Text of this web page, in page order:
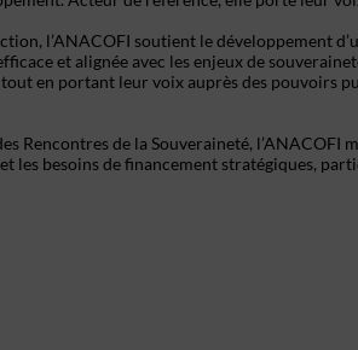
l’ANACOFI soutient le développement
et alignée avec les enjeux de
en portant leur voix auprès des pouvoirs
Rencontres de la Souveraineté,
les besoins de financement stratégiques,